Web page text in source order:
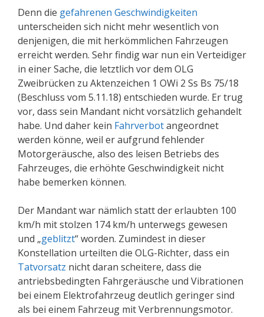
Denn die gefahrenen Geschwindigkeiten
unterscheiden sich nicht mehr wesentlich von
denjenigen, die mit herkömmlichen Fahrzeugen
erreicht werden. Sehr findig war nun ein Verteidiger
in einer Sache, die letztlich vor dem OLG
Zweibrücken zu Aktenzeichen 1 OWi 2 Ss Bs 75/18
(Beschluss vom 5.11.18) entschieden wurde. Er trug
vor, dass sein Mandant nicht vorsätzlich gehandelt
habe. Und daher kein Fahrverbotangeordnet
werden könne, weil er aufgrund fehlender
Motorgeräusche, also des leisen Betriebs des
Fahrzeuges, die erhöhte Geschwindigkeit nicht
habe bemerken können.
Der Mandant war nämlich statt der erlaubten 100
km/h mit stolzen 174 km/h unterwegs gewesen
und „geblitzt“ worden. Zumindest in dieser
Konstellation urteilten die OLG-Richter, dass ein
Tatvorsatz nicht daran scheitere, dass die
antriebsbedingten Fahrgeräusche und Vibrationen
bei einem Elektrofahrzeug deutlich geringer sind
als bei einem Fahrzeug mit Verbrennungsmotor.